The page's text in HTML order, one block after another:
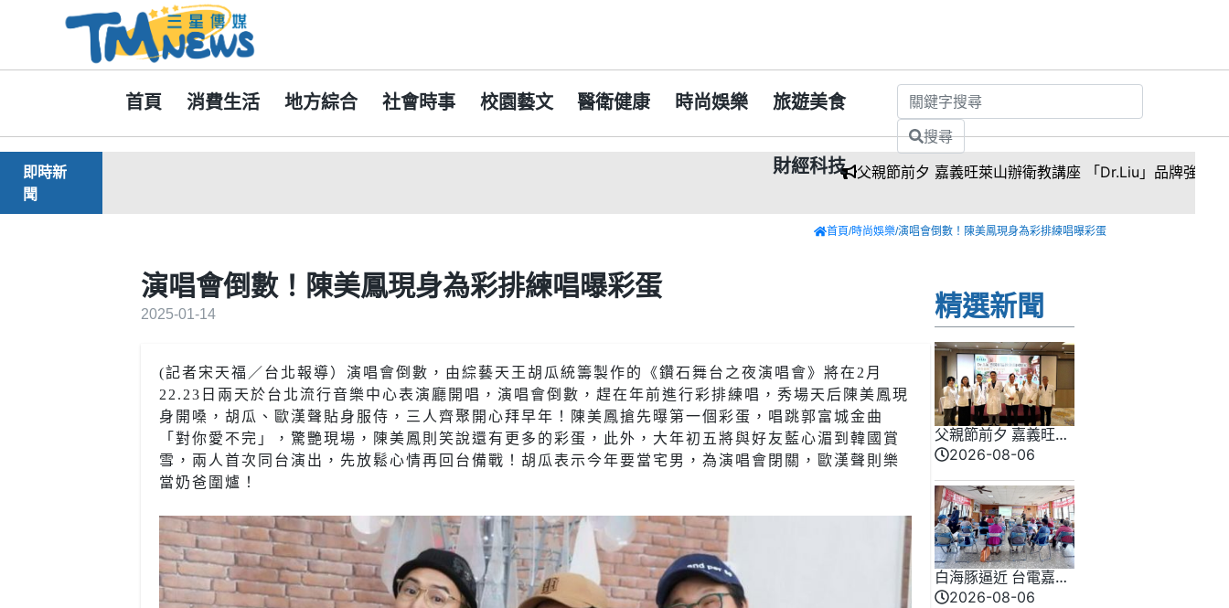
首頁 消費生活 地方綜合 社會時事 校園藝文 醫衛健康 時尚娛樂 旅遊美食
財經科技
搜尋
即時新
聞
父親節前夕 嘉義旺萊山辦衛教講座 「Dr.Liu」品牌強調台灣鳳梨「寶
首頁/時尚娛樂/演唱會倒數！陳美鳳現身為彩排練唱曝彩蛋
演唱會倒數！陳美鳳現身為彩排練唱曝彩蛋
2025-01-14
(記者宋天福／台北報導）演唱會倒數，由綜藝天王胡瓜統籌製作的《鑽石舞台之夜演唱會》將在2月
22.23日兩天於台北流行音樂中心表演廳開唱，演唱會倒數，趕在年前進行彩排練唱，秀場天后陳美鳳現
身開嗓，胡瓜、歐漢聲貼身服侍，三人齊聚開心拜早年！陳美鳳搶先曝第一個彩蛋，唱跳郭富城金曲
「對你愛不完」，驚艷現場，陳美鳳則笑說還有更多的彩蛋，此外，大年初五將與好友藍心湄到韓國賞
雪，兩人首次同台演出，先放鬆心情再回台備戰！胡瓜表示今年要當宅男，為演唱會閉關，歐漢聲則樂
當奶爸圍爐！
精選新聞
父親節前夕 嘉義旺萊
山辦衛教講座
台灣鳳梨「寶」
2026-08-06
白海豚逼近 台電嘉義
區處嚴陣以待 籲民眾
2026-08-06